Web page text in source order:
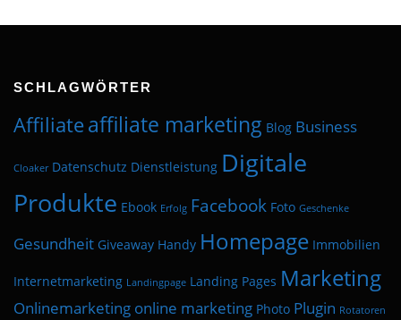
SCHLAGWÖRTER
Affiliateaffiliate marketing Blog Business
Cloaker Datenschutz Dienstleistung Digitale
Produkte Ebook Erfolg Facebook Foto Geschenke
Gesundheit Giveaway Handy Homepage Immobilien
Internetmarketing Landingpage Landing Pages Marketing
Onlinemarketing online marketing Photo Plugin Rotatoren